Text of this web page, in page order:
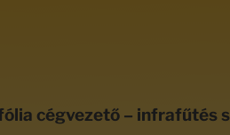
cégvezető –